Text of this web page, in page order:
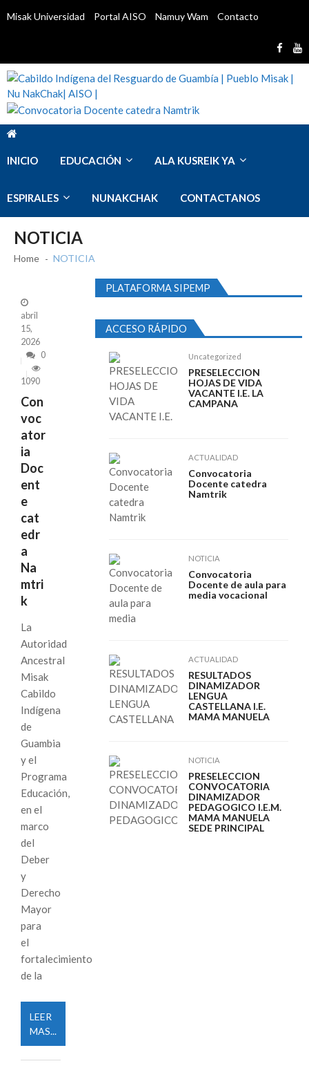
to
toMisak Universidad Portal AISO Namuy Wam Contacto
Cabildo Indígena del Resguardo de Guambía
| Pueblo Misak | Nu NakChak| AISO |
Cabildo Indígena Del Resguardo De Guambía, Pueblo Misak,
INICIO EDUCACIÓN ALA KUSREIK YA
ESPIRALES NUNAKCHAK CONTACTANOS
Recientes
abril 28, 2026
15, 2026
Convocatoria Docente de aula para media
abril 15, 2026
CASTELLANA I.E. MAMA MANUELA
febrero 17, 2026
PRESELECCION CONVOCATORIA
DINAMIZADOR PEDAGOGICO I.E.M. MAMA
MANUELA SEDE PRINCI...
NOTICIA
Home NOTICIA
abril
15,
2026
0
1090
Con
voc
ator
ia
Doc
ent
e
cat
edr
a
Na
mtri
k
La
Autoridad
Ancestral
Misak
Cabildo
Indígena
de
Guambia
y el
Programa
Educación,
en el
marco
del
Deber
y
Derecho
Mayor
para
el
fortalecimiento
de la
LEER
MAS...
PLATAFORMA SIPEMP
ACCESO RÁPIDO
Uncategorized
PRESELECCION
HOJAS DE VIDA
VACANTE I.E. LA
CAMPANA
ACTUALIDAD
Convocatoria
Docente catedra
Namtrik
NOTICIA
Convocatoria
Docente de aula para
media vocacional
ACTUALIDAD
RESULTADOS
DINAMIZADOR
LENGUA
CASTELLANA I.E.
MAMA MANUELA
NOTICIA
PRESELECCION
CONVOCATORIA
DINAMIZADOR
PEDAGOGICO I.E.M.
MAMA MANUELA
SEDE PRINCIPAL